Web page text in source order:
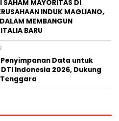
SAHAM MAYORITAS DI
INDUK MAGLIANO,
MEMBANGUN
BARU
Penyimpanan Data untuk
Indonesia 2026, Dukung